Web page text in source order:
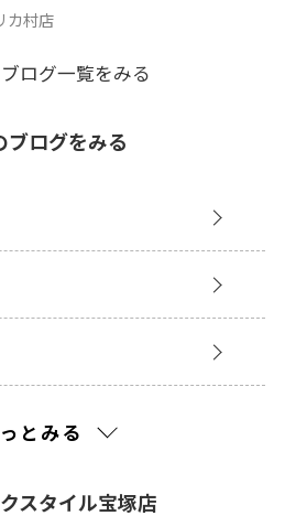
カ村店
ログ一覧をみる
ブログをみる
とみる
スタイル宝塚店